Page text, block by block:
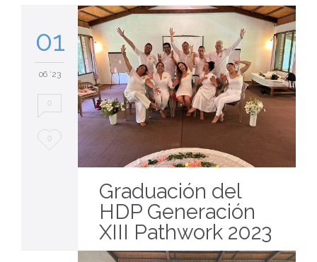
01
06 '23
0
Love
0
Graduación del
HDP Generación
XIII Pathwork 2023